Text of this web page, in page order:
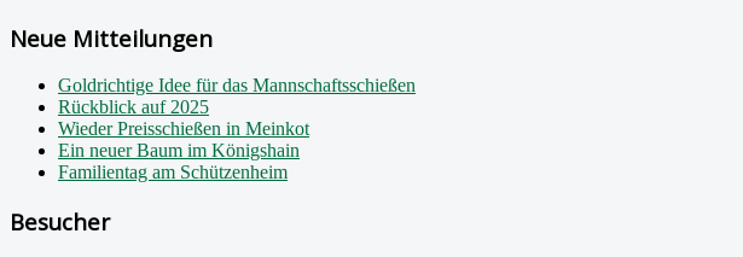
Neue Mitteilungen
Goldrichtige Idee für das Mannschaftsschießen
Rückblick auf 2025
Wieder Preisschießen in Meinkot
Ein neuer Baum im Königshain
Familientag am Schützenheim
Besucher